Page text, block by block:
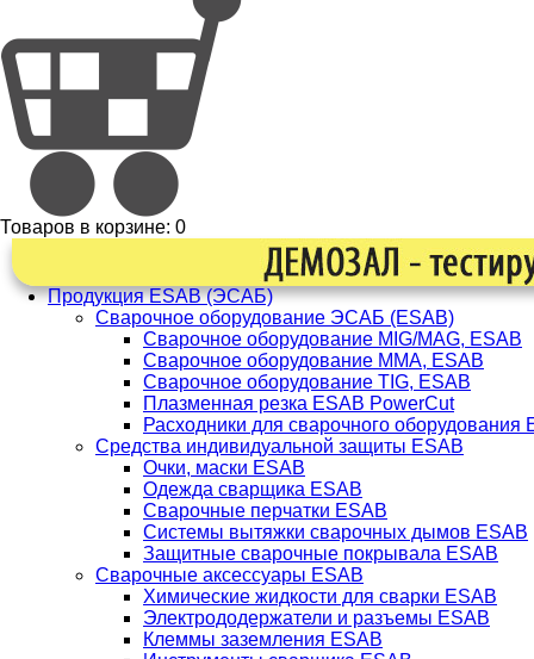
Товаров в корзине: 0
Продукция ESAB (ЭСАБ)
Сварочное оборудование ЭСАБ (ESAB)
Сварочное оборудование MIG/MAG, ESAB
Сварочное оборудование ММА, ESAB
Сварочное оборудование TIG, ESAB
Плазменная резка ESAB PowerCut
Расходники для сварочного оборудования
Средства индивидуальной защиты ESAB
Очки, маски ESAB
Одежда сварщика ESAB
Сварочные перчатки ESAB
Системы вытяжки сварочных дымов ESAB
Защитные сварочные покрывала ESAB
Сварочные аксессуары ESAB
Химические жидкости для сварки ESAB
Электрододержатели и разъемы ESAB
Клеммы заземления ESAB